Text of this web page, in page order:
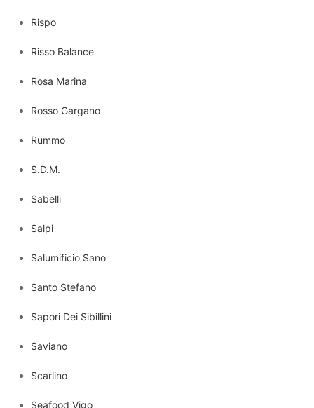
Rispo
Risso Balance
Rosa Marina
Rosso Gargano
Rummo
S.D.M.
Sabelli
Salpi
Salumificio Sano
Santo Stefano
Sapori Dei Sibillini
Saviano
Scarlino
Seafood Vigo